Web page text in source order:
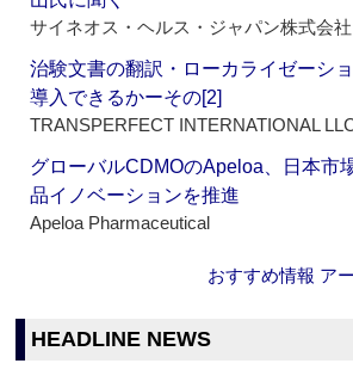
サイネオス・ヘルス・ジャパン株式会社
治験文書の翻訳・ローカライゼーシ
導入できるかーその[2]
TRANSPERFECT INTERNATIONAL
グローバルCDMOのApeloa、日本市
品イノベーションを推進
Apeloa Pharmaceutical
おすすめ情報 ア
HEADLINE NEWS